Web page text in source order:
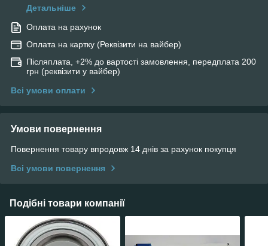
Детальніше
Оплата на рахунок
Оплата на картку (Реквізити на вайбер)
Післяплата, +2% до вартості замовлення, передплата 200
грн (реквізити у вайбер)
Всі умови оплати
Умови повернення
Повернення товару впродовж 14 днів за рахунок покупця
Всі умови повернення
Подібні товари компанії